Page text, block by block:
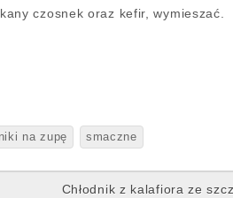
czosnek oraz kefir, wymieszać.
na zupę smaczne
Chłodnik z kalafiora ze